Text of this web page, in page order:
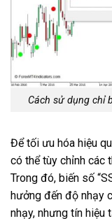
Cách sử dụng chỉ
Để tối ưu hóa hiệu
có thể tùy chỉnh các
Trong đó, biến số
hưởng đến độ nhạy
nhạy, nhưng tín hiệu